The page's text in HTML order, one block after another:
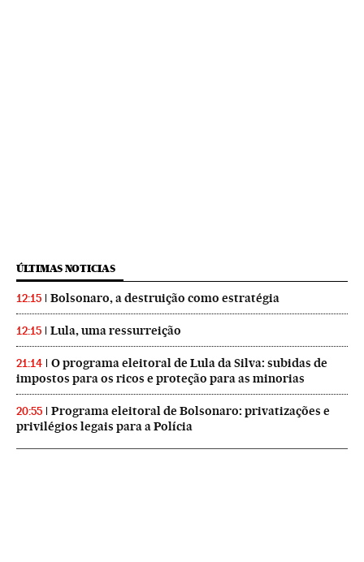
ÚLTIMAS NOTICIAS
12:15 Bolsonaro, a destruição como estratégia
12:15 Lula, uma ressurreição
21:14
O programa eleitoral de Lula da Silva: subidas de
impostos para os ricos e proteção para as minorias
20:55
Programa eleitoral de Bolsonaro: privatizações e
privilégios legais para a Polícia